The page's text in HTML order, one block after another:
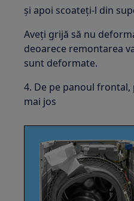
și apoi scoateți-l din
Aveți grijă să nu
deoarece remontarea
sunt deformate.
4. De pe panoul
mai jos